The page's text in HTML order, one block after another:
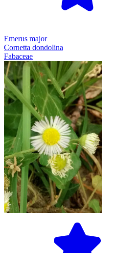
Emerus major
Cornetta dondolina
Fabaceae